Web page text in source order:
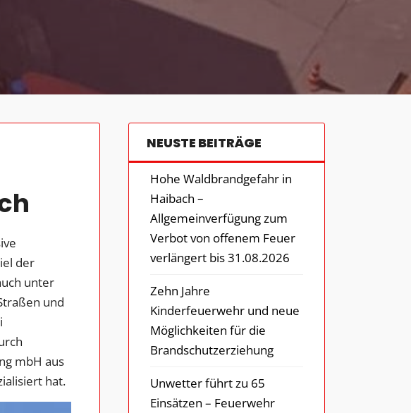
der
unter
und
mbH aus
hat.
NEUSTE BEITRÄGE
Hohe Waldbrandgefahr in
Haibach –
Allgemeinverfügung zum
Verbot von offenem Feuer
verlängert bis 31.08.2026
Zehn Jahre
Kinderfeuerwehr und neue
Möglichkeiten für die
Brandschutzerziehung
Unwetter führt zu 65
Einsätzen – Feuerwehr